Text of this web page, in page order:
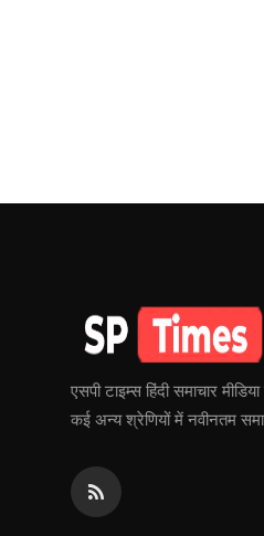
एसपी टाइम्स हिंदी समाचार
कई अन्य श्रेणियों में नवीनतम